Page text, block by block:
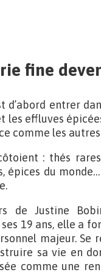
fine
d’abord entrer
les effluves
comme les
: thés
épices du
de Justine
19 ans, elle a
majeur. Se
sa vie en
comme une